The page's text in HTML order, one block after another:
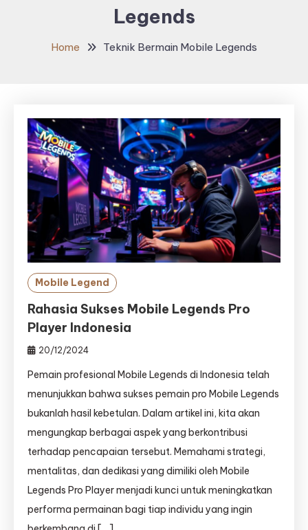
Legends
Home Teknik Bermain Mobile Legends
Mobile Legend
Rahasia Sukses Mobile Legends Pro
Player Indonesia
20/12/2024
Pemain profesional Mobile Legends di Indonesia telah
menunjukkan bahwa sukses pemain pro Mobile Legends
bukanlah hasil kebetulan. Dalam artikel ini, kita akan
mengungkap berbagai aspek yang berkontribusi
terhadap pencapaian tersebut. Memahami strategi,
mentalitas, dan dedikasi yang dimiliki oleh Mobile
Legends Pro Player menjadi kunci untuk meningkatkan
performa permainan bagi tiap individu yang ingin